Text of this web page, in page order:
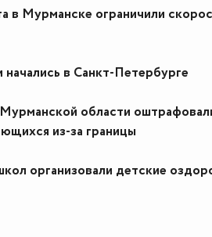
в Мурманске ограничили
в Санкт-Петербурге
области
из-за границы
организовали детские